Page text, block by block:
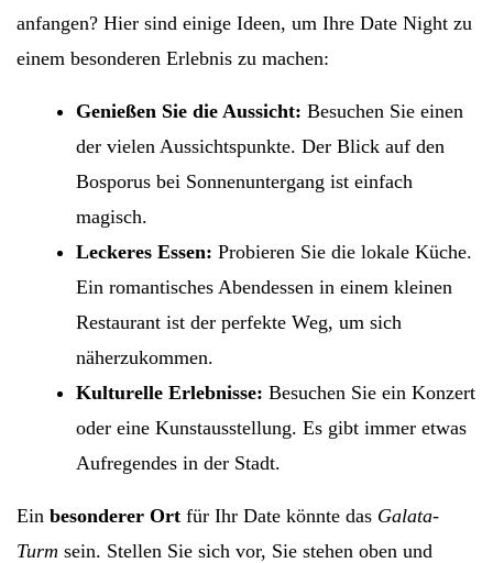
anfangen? Hier sind einige Ideen, um Ihre Date Night zu
einem besonderen Erlebnis zu machen:
Genießen Sie die Aussicht: Besuchen Sie einen
der vielen Aussichtspunkte. Der Blick auf den
Bosporus bei Sonnenuntergang ist einfach
magisch.
Leckeres Essen: Probieren Sie die lokale Küche.
Ein romantisches Abendessen in einem kleinen
Restaurant ist der perfekte Weg, um sich
näherzukommen.
Kulturelle Erlebnisse: Besuchen Sie ein Konzert
oder eine Kunstausstellung. Es gibt immer etwas
Aufregendes in der Stadt.
Ein besonderer Ort für Ihr Date könnte das Galata-
Turm sein. Stellen Sie sich vor, Sie stehen oben und